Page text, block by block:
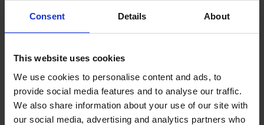
Consent Details About
This website uses cookies
We use cookies to personalise content and ads, to
provide social media features and to analyse our traffic.
We also share information about your use of our site with
our social media, advertising and analytics partners who
-30%
5
Jockstrapy MEN-A
160 Kč 229 Kč
-30%
3 PACK jockstrapů MEN-A
440 Kč Původní cena
629 Kč